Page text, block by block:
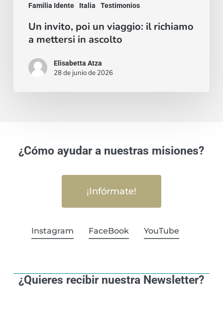
Familia Idente Italia Testimonios
Un invito, poi un viaggio: il richiamo
a mettersi in ascolto
Elisabetta Atza
28 de junio de 2026
¿Cómo ayudar a nuestras misiones?
¡Infórmate!
Instagram FaceBook YouTube
¿Quieres recibir nuestra Newsletter?